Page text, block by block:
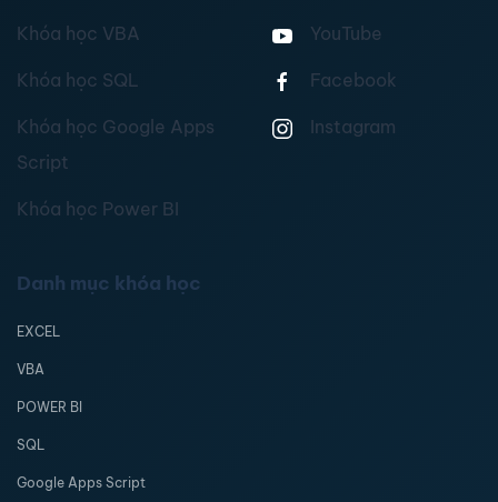
Khóa học VBA
Khóa học SQL
Khóa học Google Apps
Script
Khóa học Power BI
YouTube
Facebook
Instagram
Danh mục khóa học
EXCEL
VBA
POWER BI
SQL
Google Apps Script